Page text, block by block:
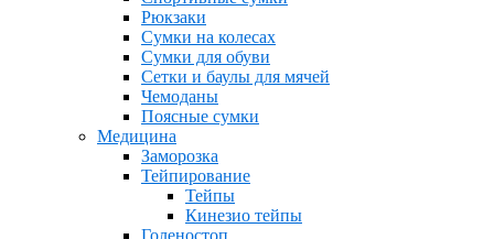
Рюкзаки
Сумки на колесах
Сумки для обуви
Сетки и баулы для мячей
Чемоданы
Поясные сумки
Медицина
Заморозка
Тейпирование
Тейпы
Кинезио тейпы
Голеностоп